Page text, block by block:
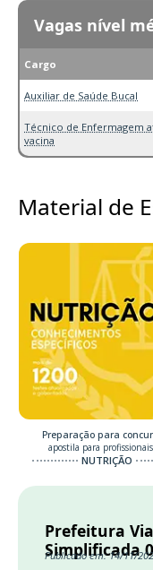
Vagas nível
Cargo
Auxiliar de Saúde Bucal
Técnico de Enfermagem
vacina
Material de
Preparação para
apostila para
NUTRIÇÃO
Prefeitura
Simplificada
Publicado em: 14/11/